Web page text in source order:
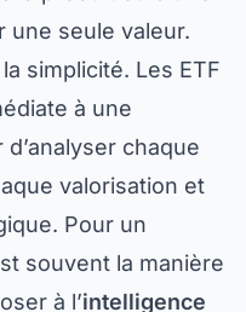
seule valeur.
simplicité. Les ETF
à une
chaque
valorisation et
Pour un
souvent la manière
à l’intelligence